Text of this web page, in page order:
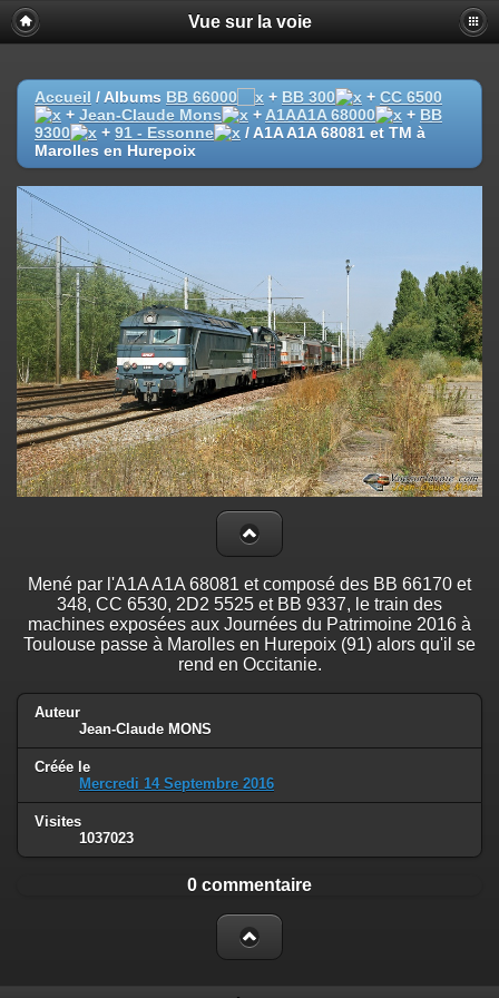
Vue sur la voie
Accueil / Albums BB 66000 + BB 300 + CC 6500
+ Jean-Claude Mons + A1AA1A 68000 + BB
9300
+ 91 - Essonne / A1A A1A 68081 et TM à
Marolles en Hurepoix
Mené par l'A1A A1A 68081 et composé des BB 66170 et
348, CC 6530, 2D2 5525 et BB 9337, le train des
machines exposées aux Journées du Patrimoine 2016 à
Toulouse passe à Marolles en Hurepoix (91) alors qu'il se
rend en Occitanie.
Auteur
Jean-Claude MONS
Créée le
Mercredi 14 Septembre 2016
Visites
1037023
0 commentaire